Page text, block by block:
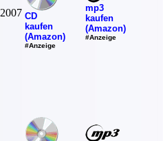
2007 CD
kaufen
(Amazon)
#Anzeige
mp3
kaufen
(Amazon)
#Anzeige